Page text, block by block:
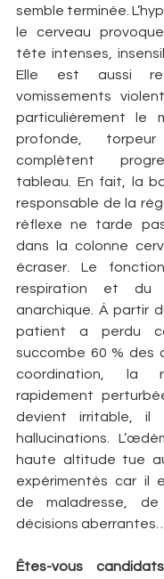
semble terminée.
le cerveau
tête intenses,
Elle est aussi
vomissements
particulièrement le
profonde,
complètent
tableau. En fait, la
responsable de la
réflexe ne tarde
dans la colonne
écraser. Le
respiration et du
anarchique. Á partir
patient a perdu
succombe 60 % des
coordination, la
rapidement
devient irritable, il
hallucinations.
haute altitude tue
expérimentés car il
de maladresse,
décisions aberrantes….
Êtes-vous